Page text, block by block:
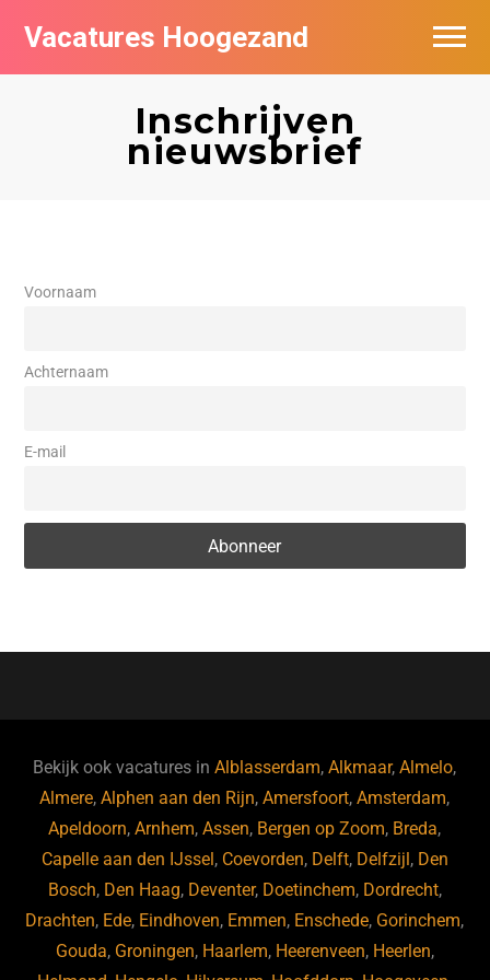
Vacatures Hoogezand
Inschrijven
nieuwsbrief
Voornaam
Achternaam
E-mail
Bekijk ook vacatures inAlblasserdam,Alkmaar,Almelo,
Almere,Alphen aan den Rijn,Amersfoort,Amsterdam,
Apeldoorn,Arnhem,Assen, Bergen op Zoom, Breda,
Capelle aan den IJssel, Coevorden, Delft, Delfzijl, Den
Bosch, Den Haag, Deventer, Doetinchem, Dordrecht,
Drachten, Ede, Eindhoven, Emmen, Enschede, Gorinchem,
Gouda, Groningen, Haarlem, Heerenveen, Heerlen,
Vacatures per bedrijf